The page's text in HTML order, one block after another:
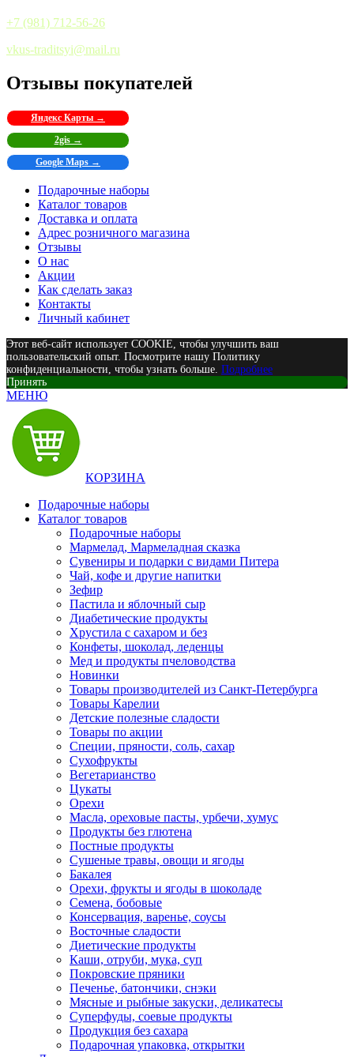
+7 (981) 712-56-26
vkus-traditsyi@mail.ru
Отзывы покупателей
Яндекс Карты →
2gis →
Google Maps →
Подарочные наборы
Каталог товаров
Доставка и оплата
Адрес розничного магазина
Отзывы
О нас
Акции
Как сделать заказ
Контакты
Личный кабинет
Этот веб-сайт использует COOKIE, чтобы улучшить ваш
пользовательский опыт. Посмотрите нашу Политику
конфиденциальности, чтобы узнать больше. Подробнее
Принять
МЕНЮ
КОРЗИНА
Подарочные наборы
Каталог товаров
Подарочные наборы
Мармелад, Мармеладная сказка
Сувениры и подарки с видами Питера
Чай, кофе и другие напитки
Зефир
Пастила и яблочный сыр
Диабетические продукты
Хрустила с сахаром и без
Конфеты, шоколад, леденцы
Мед и продукты пчеловодства
Новинки
Товары производителей из Санкт-Петербурга
Товары Карелии
Детские полезные сладости
Товары по акции
Специи, пряности, соль, сахар
Сухофрукты
Вегетарианство
Цукаты
Орехи
Масла, ореховые пасты, урбечи, хумус
Продукты без глютена
Постные продукты
Сушеные травы, овощи и ягоды
Бакалея
Орехи, фрукты и ягоды в шоколаде
Семена, бобовые
Консервация, варенье, соусы
Восточные сладости
Диетические продукты
Каши, отруби, мука, суп
Покровские пряники
Печенье, батончики, снэки
Мясные и рыбные закуски, деликатесы
Суперфуды, соевые продукты
Продукция без сахара
Подарочная упаковка, открытки